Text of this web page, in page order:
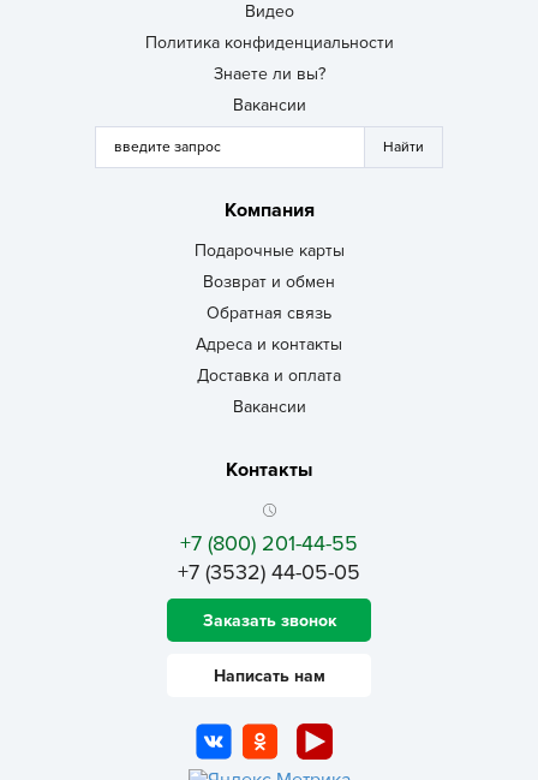
Видео
Политика конфиденциальности
Знаете ли вы?
Вакансии
Компания
Подарочные карты
Возврат и обмен
Обратная связь
Адреса и контакты
Доставка и оплата
Вакансии
Контакты
+7 (800) 201-44-55
+7 (3532) 44-05-05
Заказать звонок
Написать нам